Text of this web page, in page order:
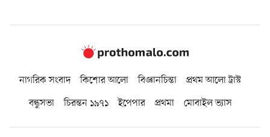
নাগরিক সংবাদ কিশোর আলো বিজ্ঞানচিন্তা
প্রথম আলো ট্রাস্ট
বন্ধুসভা
চিরন্তন ১৯৭১ ইপেপার প্রথমা মোবাইল ভ্যাস